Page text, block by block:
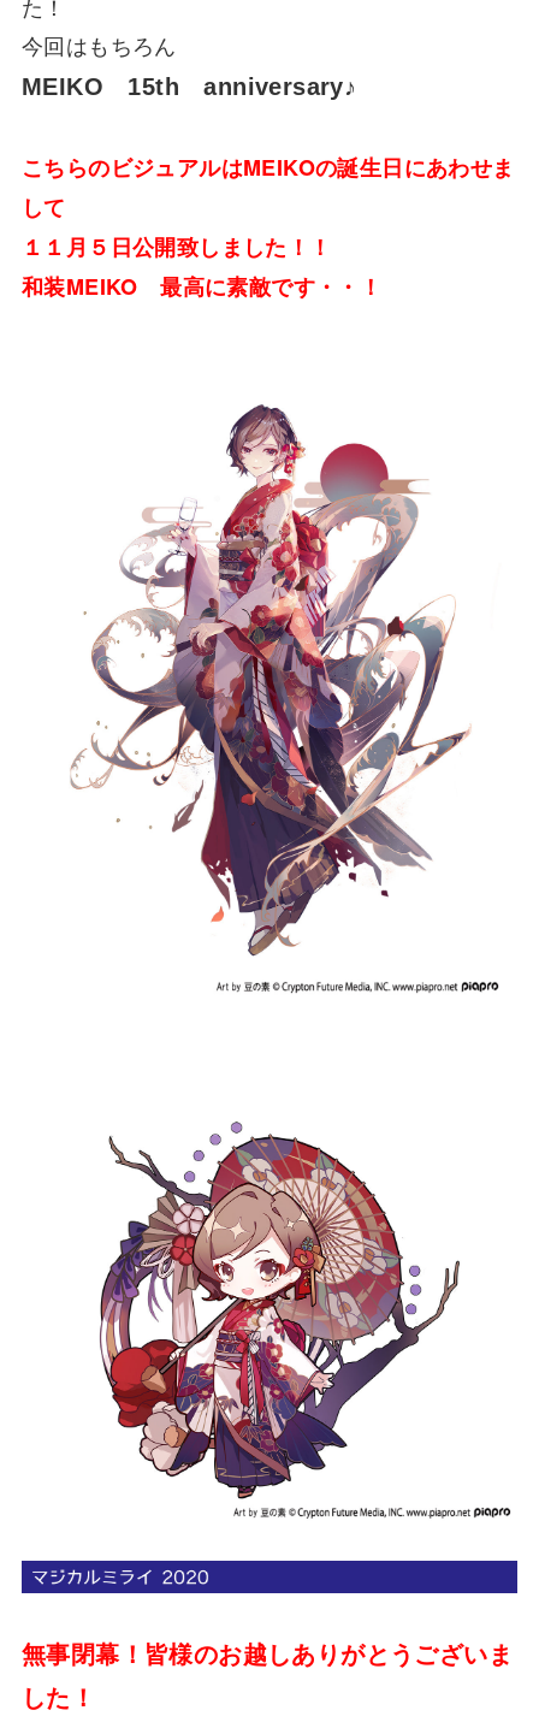
今回はもちろん
MEIKO 15thanniversary♪
こちらのビジュアルはMEIKOの誕生日にあわせま
して
１１月５日公開致しました！！
和装MEIKO 最高に素敵です・・！
無事閉幕！皆様のお越しありがとうございま
した！